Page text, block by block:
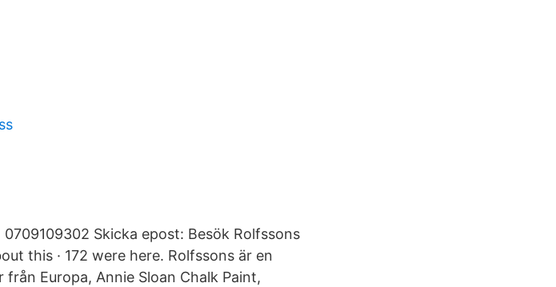
Skicka epost: Besök Rolfssons
this · 172 were here. Rolfssons är en
Europa, Annie Sloan Chalk Paint,